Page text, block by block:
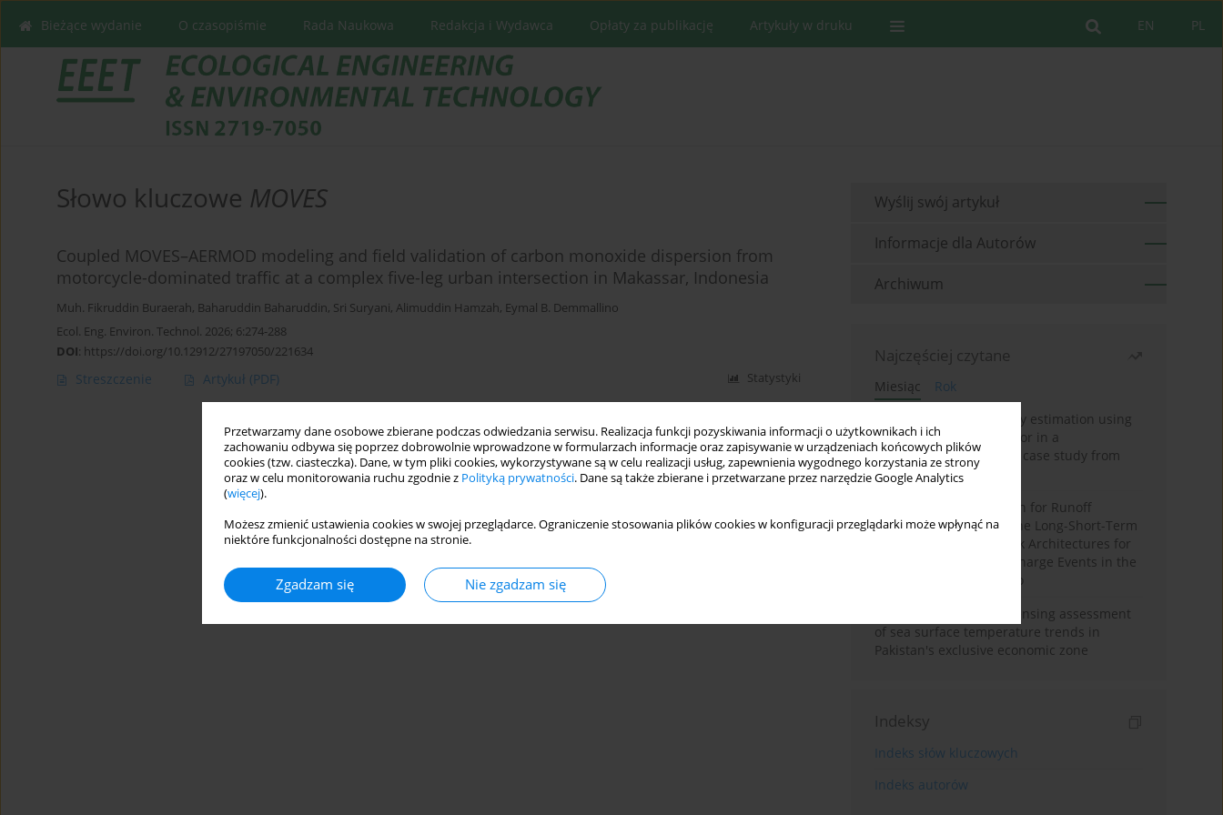
Przetwarzamy dane osobowe zbierane podczas odwiedzania serwisu. Realizacja funkcji pozyskiwania informacji o użytkownikach i ich
zachowaniu odbywa się poprzez dobrowolnie wprowadzone w formularzach informacje oraz zapisywanie w urządzeniach końcowych plików
cookies (tzw. ciasteczka). Dane, w tym pliki cookies, wykorzystywane są w celu realizacji usług, zapewnienia wygodnego korzystania ze strony
oraz w celu monitorowania ruchu zgodnie z Polityką prywatności. Dane są także zbierane i przetwarzane przez narzędzie Google Analytics
(więcej).
Możesz zmienić ustawienia cookies w swojej przeglądarce. Ograniczenie stosowania plików cookies w konfiguracji przeglądarki może wpłynąć na
niektóre funkcjonalności dostępne na stronie.
Zgadzam się Nie zgadzam się
PL
EN
Bieżące wydanie O czasopiśmie Rada Naukowa Redakcja i Wydawca Opłaty za publikację Artykuły w druku
Słowo kluczowe MOVES
Coupled MOVES–AERMOD modeling and field validation of carbon monoxide dispersion from
motorcycle-dominated traffic at a complex five-leg urban intersection in Makassar, Indonesia
Muh. Fikruddin Buraerah, Baharuddin Baharuddin, Sri Suryani, Alimuddin Hamzah, Eymal B. Demmallino
Ecol. Eng. Environ. Technol. 2026; 6:274-288
DOI: https://doi.org/10.12912/27197050/221634
Streszczenie Artykuł (PDF) Statystyki
Wyślij swój artykuł
Informacje dla Autorów
Archiwum
Najczęściej czytane
Miesiąc
Rok
Improving soil erodibility estimation using
a plasticity-based K factor in a
Mediterranean basin: A case study from
northern Morocco
Deep Learning Approach for Runoff
Prediction: Evaluating the Long-Short-Term
Memory Neural Network Architectures for
Capturing Extreme Discharge Events in the
Ouergha Basin, Morocco
A two-decade remote sensing assessment
of sea surface temperature trends in
Pakistan's exclusive economic zone
Indeksy
Indeks słów kluczowych
Indeks autorów